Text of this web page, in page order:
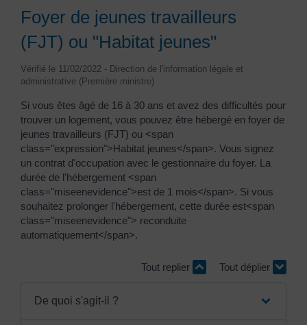
Foyer de jeunes travailleurs
(FJT) ou "Habitat jeunes"
Vérifié le 11/02/2022 - Direction de l'information légale et
administrative (Première ministre)
Si vous êtes âgé de 16 à 30 ans et avez des difficultés pour
trouver un logement, vous pouvez être hébergé en foyer de
jeunes travailleurs (FJT) ou <span
class="expression">Habitat jeunes</span>. Vous signez
un contrat d'occupation avec le gestionnaire du foyer. La
durée de l'hébergement <span
class="miseenevidence">est de 1 mois</span>. Si vous
souhaitez prolonger l'hébergement, cette durée est<span
class="miseenevidence"> reconduite
automatiquement</span>.
Tout replier Tout déplier
De quoi s'agit-il ?